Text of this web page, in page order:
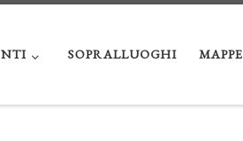
SOPRALLUOGHI MAPPE